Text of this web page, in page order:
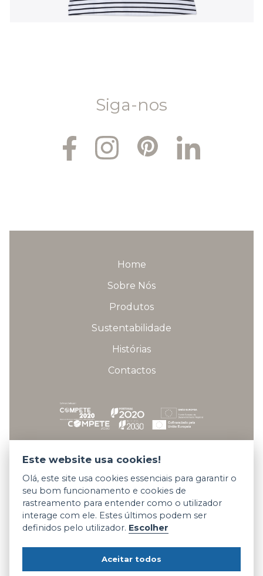
Siga-nos
Home
Sobre Nós
Produtos
Sustentabilidade
Histórias
Contactos
Copyright © 2026 Somani All rights reserved.
Termos e Condições
Código de Conduta
Denúncias
Este website usa cookies!
Olá, este site usa cookies essenciais para garantir o
seu bom funcionamento e cookies de
rastreamento para entender como o utilizador
interage com ele. Estes últimos podem ser
definidos pelo utilizador. Escolher
Aceitar todos